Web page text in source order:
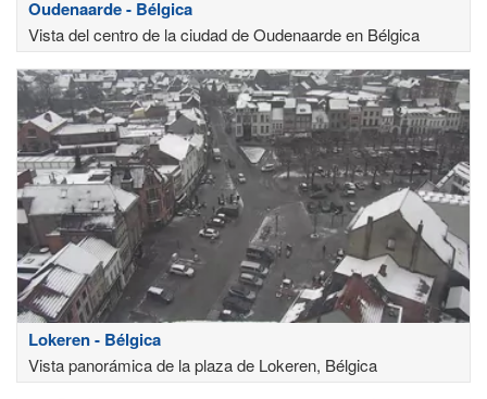
Oudenaarde - Bélgica
Vista del centro de la ciudad de Oudenaarde en Bélgica
Lokeren - Bélgica
Vista panorámica de la plaza de Lokeren, Bélgica